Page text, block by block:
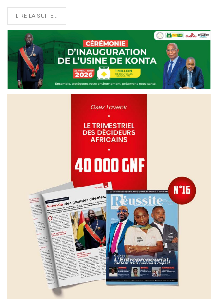
LIRE LA SUITE...